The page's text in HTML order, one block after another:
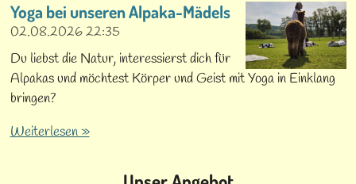
Yoga bei unseren Alpaka-Mädels
02.08.202622:35
Du liebst die Natur, interessierst dich für
Alpakas und möchtest Körper und Geist mit Yoga in Einklang
bringen?
Weiterlesen »